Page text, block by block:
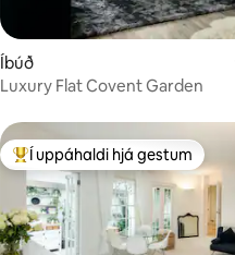
177 umsagnir
Íbúð
Luxury Flat Covent Garden
Í mestu uppáhaldi hjá gestum
Í uppáhaldi hjá gestum